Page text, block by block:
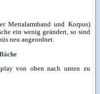
Mettalarmband und Korpus)
ein wenig geändert, so sind
neu angeordnet.
von oben nach unten zu